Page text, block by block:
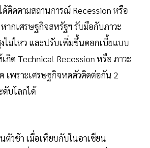
ติดตามสถานการณ์ Recession หรือ
ากเศรษฐกิจสหรัฐฯ รับมือกับภาวะ
ไม่ไหว และปรับเพิ่มขึ้นดอกเบี้ยแบบ
กิด Technical Recession หรือ ภาวะ
เพราะเศรษฐกิจหดตัวติดต่อกัน 2
ดับโลกได้
ตัวช้า เมื่อเทียบกับในอาเซียน